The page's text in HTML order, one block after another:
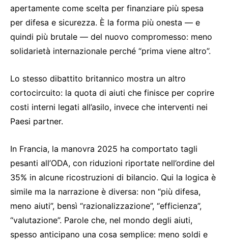
apertamente come scelta per finanziare più spesa
per difesa e sicurezza. È la forma più onesta — e
quindi più brutale — del nuovo compromesso: meno
solidarietà internazionale perché “prima viene altro”.
Lo stesso dibattito britannico mostra un altro
cortocircuito: la quota di aiuti che finisce per coprire
costi interni legati all’asilo, invece che interventi nei
Paesi partner.
In Francia, la manovra 2025 ha comportato tagli
pesanti all’ODA, con riduzioni riportate nell’ordine del
35% in alcune ricostruzioni di bilancio. Qui la logica è
simile ma la narrazione è diversa: non “più difesa,
meno aiuti”, bensì “razionalizzazione”, “efficienza”,
“valutazione”. Parole che, nel mondo degli aiuti,
spesso anticipano una cosa semplice: meno soldi e